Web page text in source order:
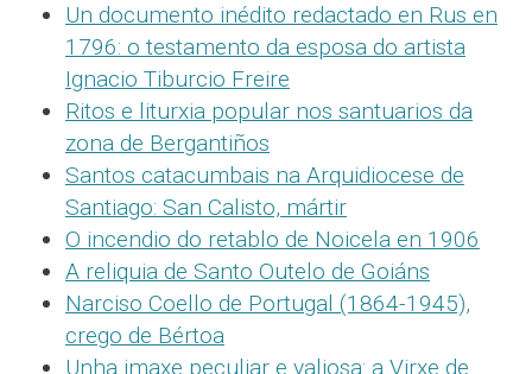
Un documento inédito redactado en Rus en
1796: o testamento da esposa do artista
Ignacio Tiburcio Freire
Ritos e liturxia popular nos santuarios da
zona de Bergantiños
Santos catacumbais na Arquidiocese de
Santiago: San Calisto, mártir
O incendio do retablo de Noicela en 1906
A reliquia de Santo Outelo de Goiáns
Narciso Coello de Portugal (1864-1945),
crego de Bértoa
Unha imaxe peculiar e valiosa: a Virxe de